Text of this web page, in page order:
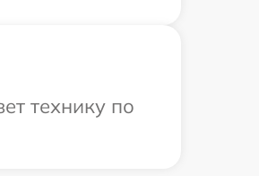
технику по